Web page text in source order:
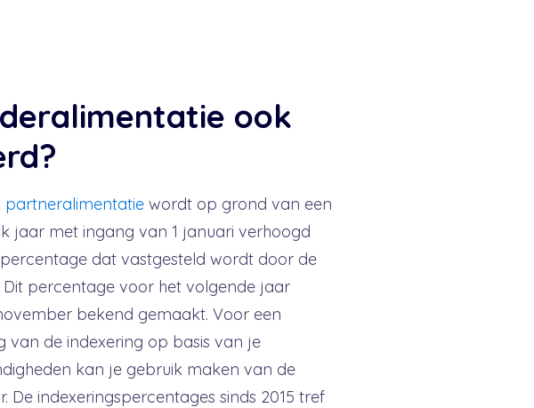
ook
partneralimentatiewordt op grond van een
jaar met ingang van 1 januari verhoogd
dat vastgesteld wordt door de
Dit percentage voor het volgende jaar
bekend gemaakt. Voor een
van de indexering op basis van je
kan je gebruik maken van de
De indexeringspercentages sinds 2015 tref